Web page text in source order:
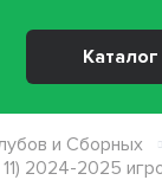
и Сборных
2024-2025